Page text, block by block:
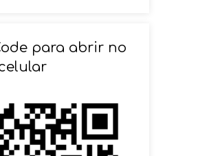
AGENDAMENTO
para abrir no